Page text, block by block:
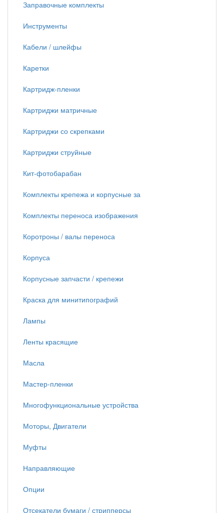
Заправочные комплекты
Инструменты
Кабели / шлейфы
Каретки
Картридж-пленки
Картриджи матричные
Картриджи со скрепками
Картриджи струйные
Кит-фотобарабан
Комплекты крепежа и корпусные за
Комплекты переноса изображения
Коротроны / валы переноса
Корпуса
Корпусные запчасти / крепежи
Краска для минитипографий
Лампы
Ленты красящие
Масла
Мастер-пленки
Многофункциональные устройства
Моторы, Двигатели
Муфты
Направляющие
Опции
Отсекатели бумаги / стрипперсы